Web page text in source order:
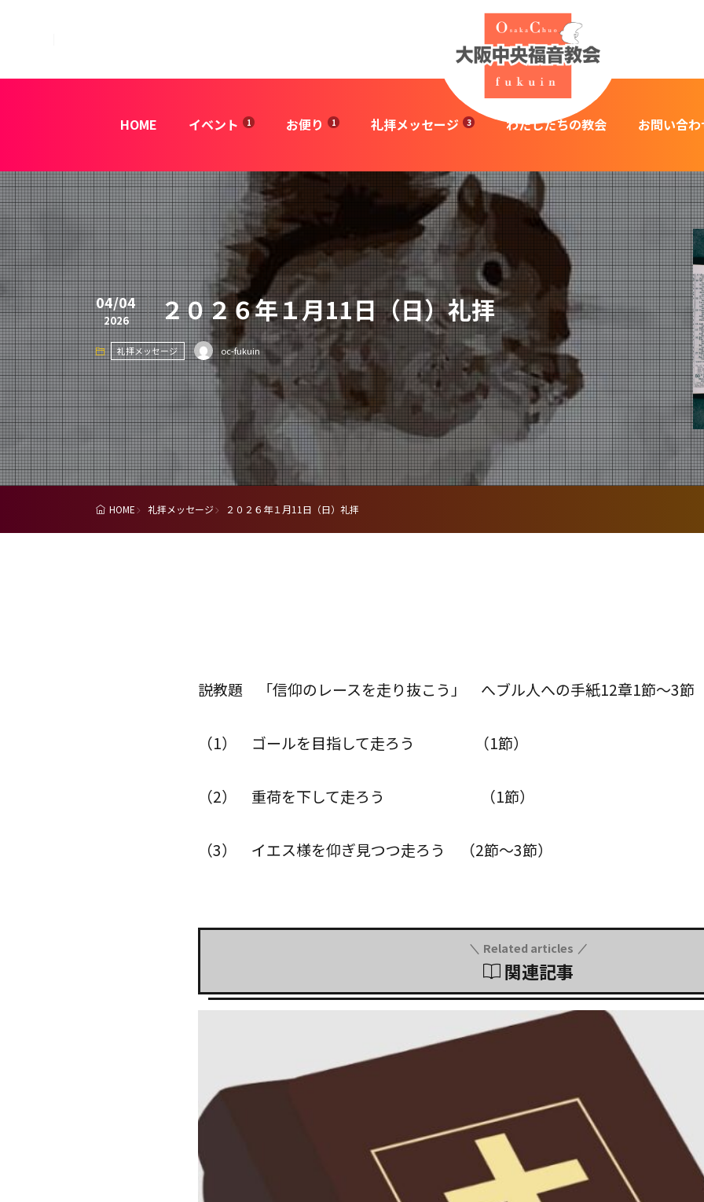
HOME イベント お便り 礼拝メッセージ わたしたちの教会 お問い合わ
04/04
2026 ２０２６年１月11日（日）礼拝
礼拝メッセージ oc-fukuin
HOME 礼拝メッセージ ２０２６年１月11日（日）礼拝
説教題 「信仰のレースを走り抜こう」 へブル人への手紙12章1節～3節
（1） ゴールを目指して走ろう （1節）
（2） 重荷を下して走ろう （1節）
（3） イエス様を仰ぎ見つつ走ろう （2節～3節）
関連記事
Related articles